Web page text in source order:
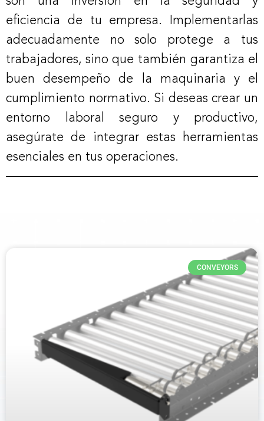
eficiencia de tu empresa. Implementarlas
adecuadamente no solo protege a tus
trabajadores, sino que también garantiza el
buen desempeño de la maquinaria y el
cumplimiento normativo. Si deseas crear un
entorno laboral seguro y productivo,
asegúrate de integrar estas herramientas
esenciales en tus operaciones.
CONVEYORS